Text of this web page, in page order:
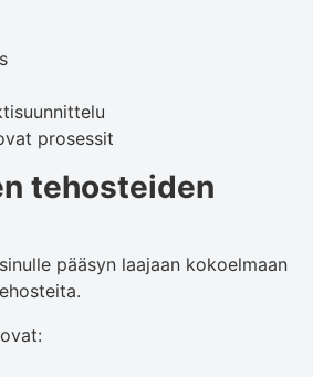
prosessit
tehosteiden
pääsyn laajaan kokoelmaan